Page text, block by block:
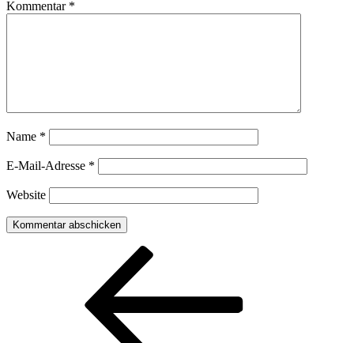
Kommentar *
Name *
E-Mail-Adresse *
Website
Beitragsnavigation